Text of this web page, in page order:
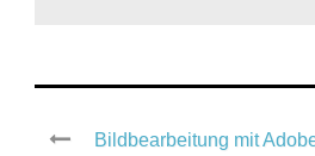
Bildbearbeitung mit